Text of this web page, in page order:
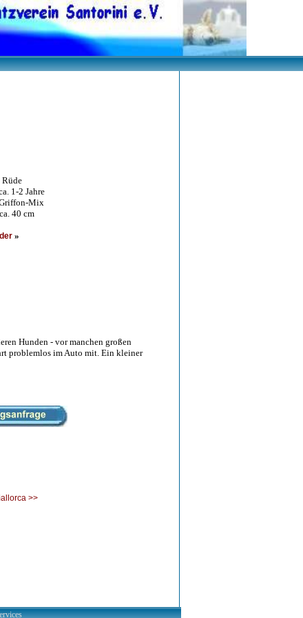
2 Jahre
Mix
40 cm
»
Hunden - vor manchen großen
problemlos im Auto mit. Ein kleiner
>>